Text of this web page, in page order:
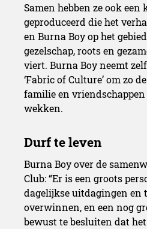
Samen hebben ze ook een
geproduceerd die het
en Burna Boy op het
gezelschap, roots en
viert. Burna Boy neemt
‘Fabric of Culture’ om zo
familie en
wekken.
Burna Boy over de
Club: “Er is een groots
dagelijkse uitdagingen en
overwinnen, en een nog
bewust te besluiten dat